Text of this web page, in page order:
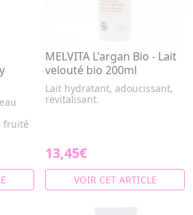
fruité
MELVITA L'argan Bio - Lait
velouté bio 200ml
Lait hydratant, adoucissant,
revitalisant.
13,45€
VOIR CET ARTICLE